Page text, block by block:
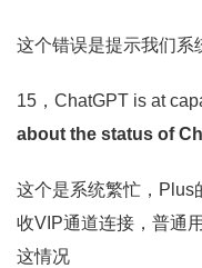
这个错误是提示我们系
15，ChatGPT is at
about the status of
这个是系统繁忙，Plus
收VIP通道连接，普通
这情况